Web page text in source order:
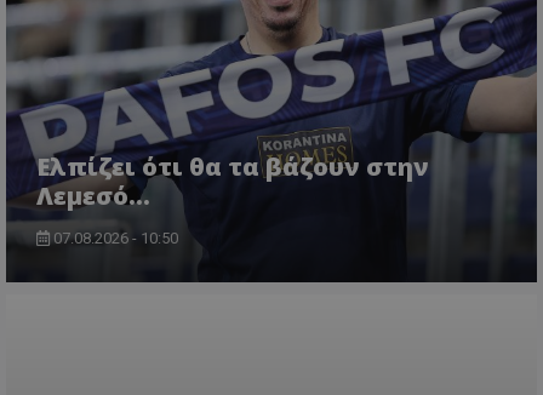
Ελπίζει ότι θα τα βάζουν στην
Λεμεσό…
07.08.2026 - 10:50